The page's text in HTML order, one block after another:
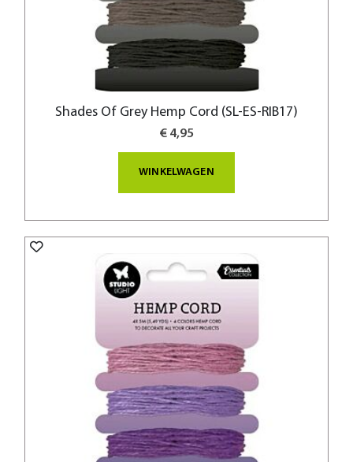
Shades Of Grey Hemp Cord (SL-ES-RIB17)
€ 4,95
WINKELWAGEN